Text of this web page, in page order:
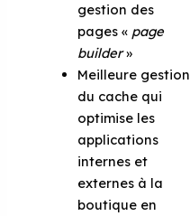
gestion des
pages « page
builder»
Meilleure gestion
du cache qui
optimise les
applications
internes et
externes à la
boutique en